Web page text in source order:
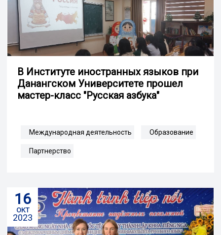
В Институте иностранных языков при
Данангском Университете прошел
мастер-класс "Русская азбука"
Международная деятельность Образование
Партнерство
16
окт
2023